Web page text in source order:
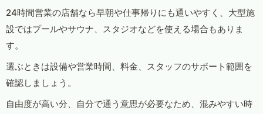
24時間営業の店舗なら早朝や仕事帰りにも通いやすく、大型施
設ではプールやサウナ、スタジオなどを使える場合もありま
す。
選ぶときは設備や営業時間、料金、スタッフのサポート範囲を
確認しましょう。
自由度が高い分、自分で通う意思が必要なため、混みやすい時